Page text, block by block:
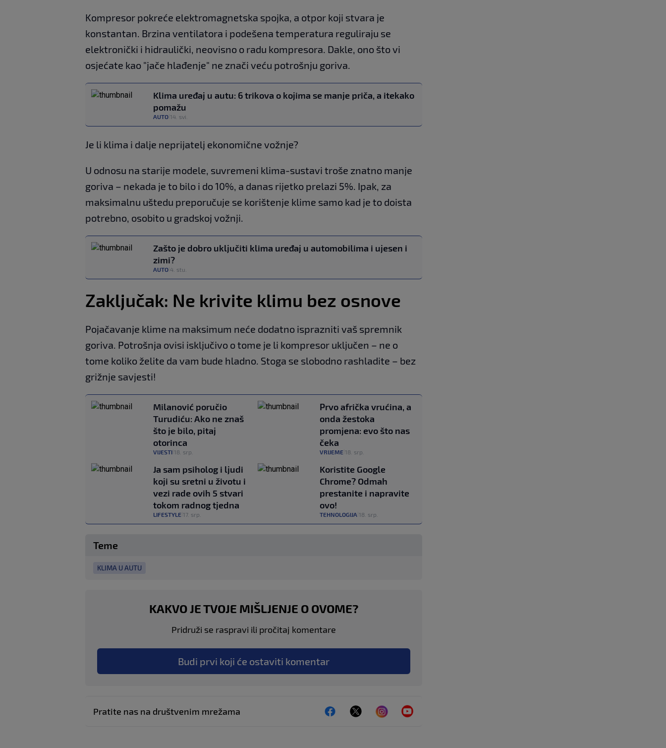
Kompresor pokreće elektromagnetska spojka, a otpor koji stvara je
konstantan. Brzina ventilatora i podešena temperatura reguliraju se
elektronički i hidraulički, neovisno o radu kompresora. Dakle, ono što vi
osjećate kao "jače hlađenje" ne znači veću potrošnju goriva.
Klima uređaj u autu: 6 trikova o kojima se manje priča, a itekako
pomažu
AUTO 14. svi.
Je li klima i dalje neprijatelj ekonomične vožnje?
U odnosu na starije modele, suvremeni klima-sustavi troše znatno manje
goriva – nekada je to bilo i do 10%, a danas rijetko prelazi 5%. Ipak, za
maksimalnu uštedu preporučuje se korištenje klime samo kad je to doista
potrebno, osobito u gradskoj vožnji.
Zašto je dobro uključiti klima uređaj u automobilima i ujesen i
zimi?
AUTO 4. stu.
Zaključak: Ne krivite klimu bez osnove
Pojačavanje klime na maksimum neće dodatno isprazniti vaš spremnik
goriva. Potrošnja ovisi isključivo o tome je li kompresor uključen – ne o
tome koliko želite da vam bude hladno. Stoga se slobodno rashladite – bez
grižnje savjesti!
Milanović poručio
Turudiću: Ako ne znaš
što je bilo, pitaj
otorinca
VIJESTI 18. srp.
Prvo afrička vrućina, a
onda žestoka
promjena: evo što nas
čeka
VRIJEME 18. srp.
Ja sam psiholog i ljudi
koji su sretni u životu i
vezi rade ovih 5 stvari
tokom radnog tjedna
LIFESTYLE 17. srp.
Koristite Google
Chrome? Odmah
prestanite i napravite
ovo!
TEHNOLOGIJA 18. srp.
Teme
KLIMA U AUTU
KAKVO JE TVOJE MIŠLJENJE O OVOME?
Pridruži se raspravi ili pročitaj komentare
Budi prvi koji će ostaviti komentar
Pratite nas na društvenim mrežama